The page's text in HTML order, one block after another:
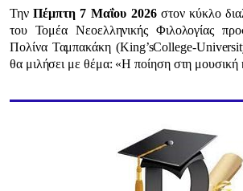
ΤηνΠέμπτη 7 Μαΐου 2026στον κύκλο
του Τομέα Νεοελληνικής Φιλολογίας
Πολίνα Ταμπακάκη (King’sCollege-
θα μιλήσει με θέμα: «Η ποίηση στη μουσική